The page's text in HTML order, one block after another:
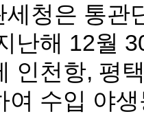
청은 통관
난해 12월
인천항, 평
여 수입 야